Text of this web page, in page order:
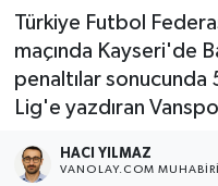
Türkiye Futbol
maçında Kayseri'de
penaltılar sonucunda
Lig'e yazdıran
HACI YILMAZ
VANOLAY.COM MUHABIRI
Sağlık
Eğitim
Süper Lig Puan
Tüm Manşetler